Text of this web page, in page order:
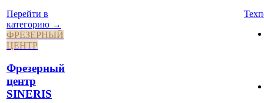
Перейти в
категорию →
ФРЕЗЕРНЫЙ
ЦЕНТР
Фрезерный
центр
SINERIS